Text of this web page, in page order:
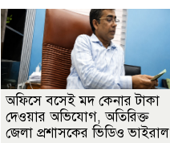
অফিসে বসেই মদ কেনার টাকা
দেওয়ার অভিযোগ, অতিরিক্ত
জেলা প্রশাসকের ভিডিও ভাইরাল